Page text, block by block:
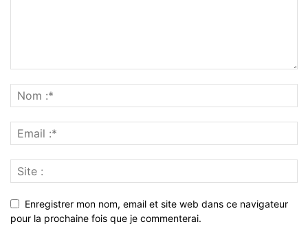
Enregistrer mon nom, email et site web dans ce navigateur
pour la prochaine fois que je commenterai.